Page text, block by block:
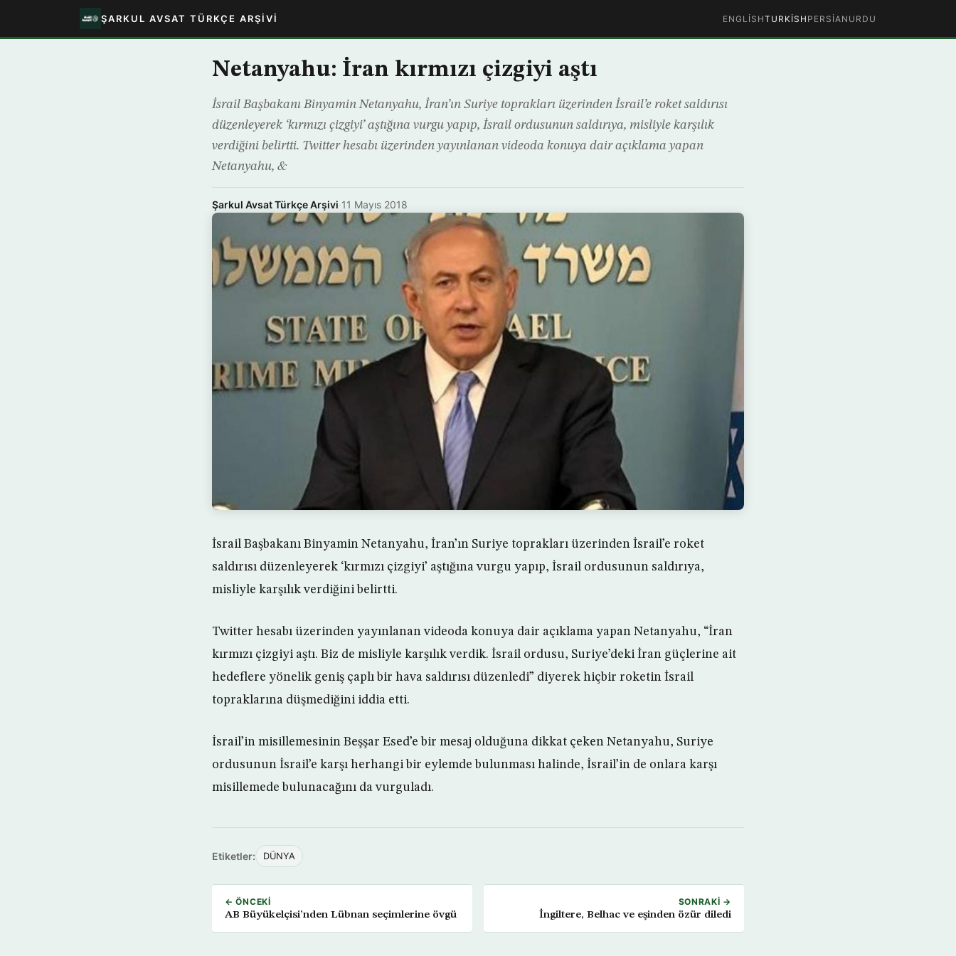
ŞARKUL AVSAT TÜRKÇE ARŞIVI ENGLISHTURKISH PERSIAN URDU
Netanyahu: İran kırmızı çizgiyi aştı
İsrail Başbakanı Binyamin Netanyahu, İran’ın Suriye toprakları üzerinden İsrail’e roket saldırısı
düzenleyerek ‘kırmızı çizgiyi’ aştığına vurgu yapıp, İsrail ordusunun saldırıya, misliyle karşılık
verdiğini belirtti. Twitter hesabı üzerinden yayınlanan videoda konuya dair açıklama yapan
Netanyahu, &
Şarkul Avsat Türkçe Arşivi·11 Mayıs 2018
İsrail Başbakanı Binyamin Netanyahu, İran’ın Suriye toprakları üzerinden İsrail’e roket
saldırısı düzenleyerek ‘kırmızı çizgiyi’ aştığına vurgu yapıp, İsrail ordusunun saldırıya,
misliyle karşılık verdiğini belirtti.
Twitter hesabı üzerinden yayınlanan videoda konuya dair açıklama yapan Netanyahu, “İran
kırmızı çizgiyi aştı. Biz de misliyle karşılık verdik. İsrail ordusu, Suriye’deki İran güçlerine ait
hedeflere yönelik geniş çaplı bir hava saldırısı düzenledi” diyerek hiçbir roketin İsrail
topraklarına düşmediğini iddia etti.
İsrail’in misillemesinin Beşşar Esed’e bir mesaj olduğuna dikkat çeken Netanyahu, Suriye
ordusunun İsrail’e karşı herhangi bir eylemde bulunması halinde, İsrail’in de onlara karşı
misillemede bulunacağını da vurguladı.
Etiketler: DÜNYA
← ÖNCEKI
AB Büyükelçisi’nden Lübnan seçimlerine övgü
SONRAKI →
İngiltere, Belhac ve eşinden özür diledi